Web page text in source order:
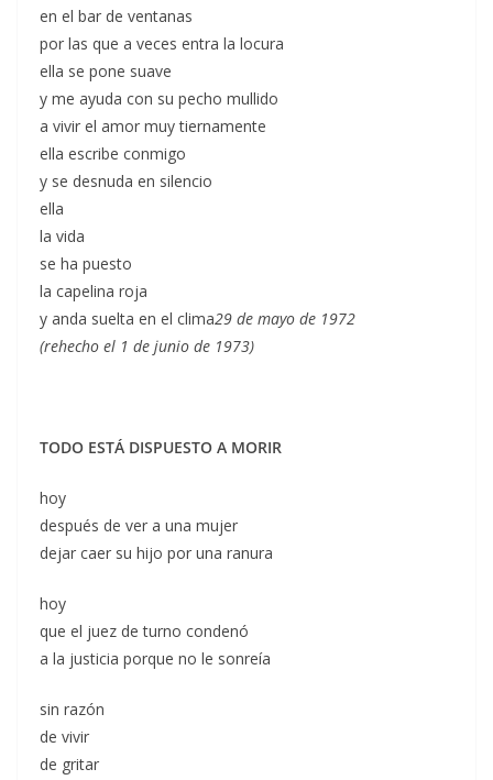
en el bar de ventanas
por las que a veces entra la locura
ella se pone suave
y me ayuda con su pecho mullido
a vivir el amor muy tiernamente
ella escribe conmigo
y se desnuda en silencio
ella
la vida
se ha puesto
la capelina roja
y anda suelta en el clima29 de mayo de 1972
(rehecho el 1 de junio de 1973)
TODO ESTÁ DISPUESTO A MORIR
hoy
después de ver a una mujer
dejar caer su hijo por una ranura
hoy
que el juez de turno condenó
a la justicia porque no le sonreía
sin razón
de vivir
de gritar